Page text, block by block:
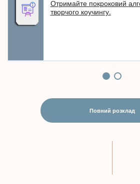
Отримайте покроковий
творчого коучингу.
Повний розклад